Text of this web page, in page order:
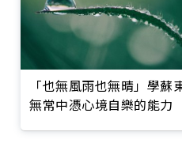
「也無風雨也無晴」學蘇
無常中憑心境自樂的能力